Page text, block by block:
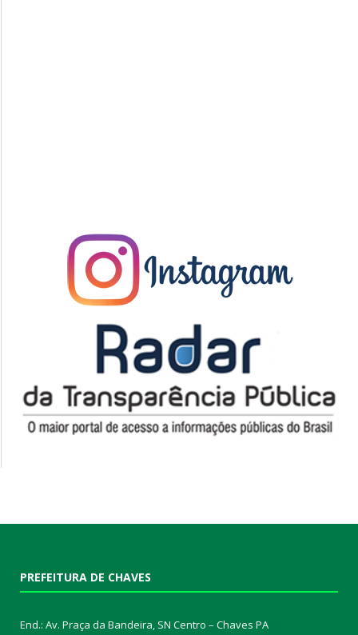
PREFEITURA DE CHAVES
End.: Av. Praça da Bandeira, SN Centro – Chaves PA